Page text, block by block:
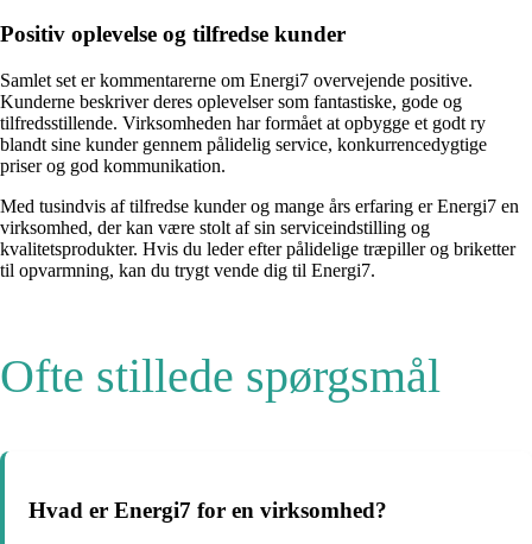
Positiv oplevelse og tilfredse kunder
Samlet set er kommentarerne om Energi7 overvejende positive.
Kunderne beskriver deres oplevelser som fantastiske, gode og
tilfredsstillende. Virksomheden har formået at opbygge et godt ry
blandt sine kunder gennem pålidelig service, konkurrencedygtige
priser og god kommunikation.
Med tusindvis af tilfredse kunder og mange års erfaring er Energi7 en
virksomhed, der kan være stolt af sin serviceindstilling og
kvalitetsprodukter. Hvis du leder efter pålidelige træpiller og briketter
til opvarmning, kan du trygt vende dig til Energi7.
Ofte stillede spørgsmål
Hvad er Energi7 for en virksomhed?